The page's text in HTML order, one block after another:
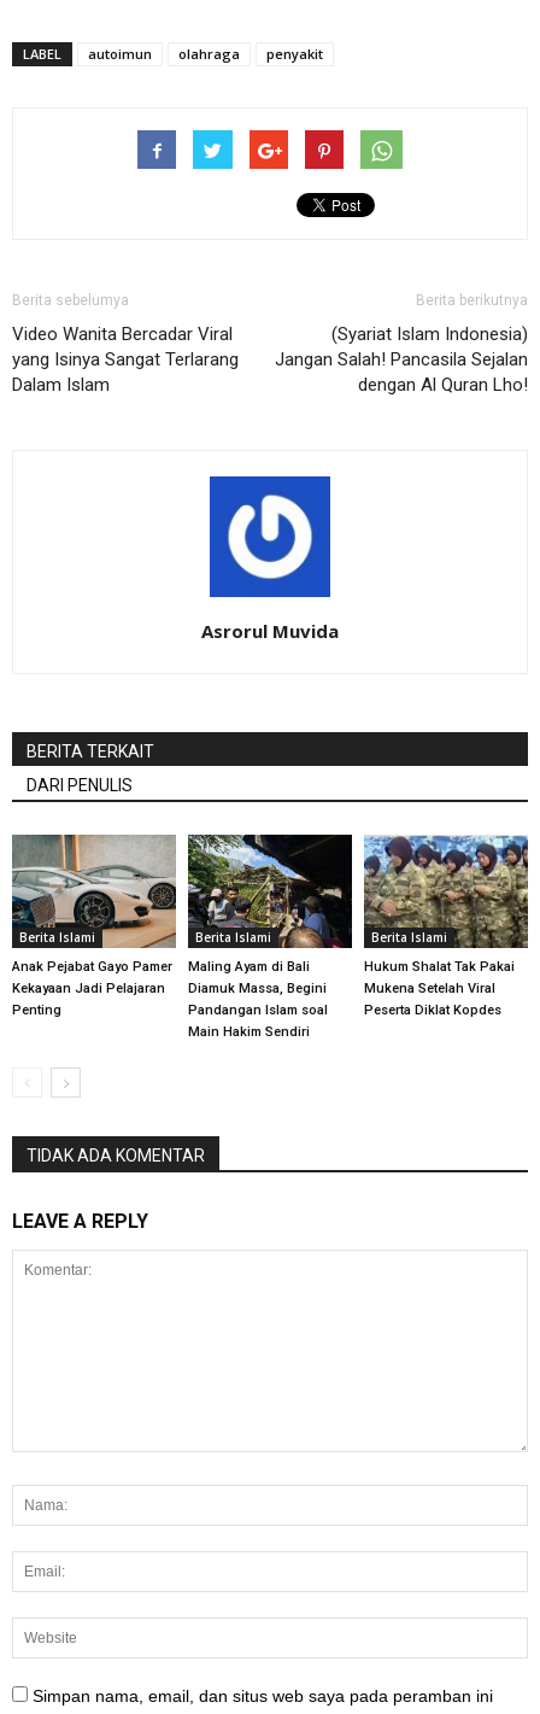
LABEL autoimun olahraga penyakit
Berita sebelumya
Video Wanita Bercadar Viral
yang Isinya Sangat Terlarang
Dalam Islam
Berita berikutnya
(Syariat Islam Indonesia)
Jangan Salah! Pancasila Sejalan
dengan Al Quran Lho!
Asrorul Muvida
BERITA TERKAIT
DARI PENULIS
Berita Islami
Anak Pejabat Gayo Pamer
Kekayaan Jadi Pelajaran
Penting
Berita Islami
Maling Ayam di Bali
Diamuk Massa, Begini
Pandangan Islam soal
Main Hakim Sendiri
Berita Islami
Hukum Shalat Tak Pakai
Mukena Setelah Viral
Peserta Diklat Kopdes
TIDAK ADA KOMENTAR
LEAVE A REPLY
Simpan nama, email, dan situs web saya pada peramban ini